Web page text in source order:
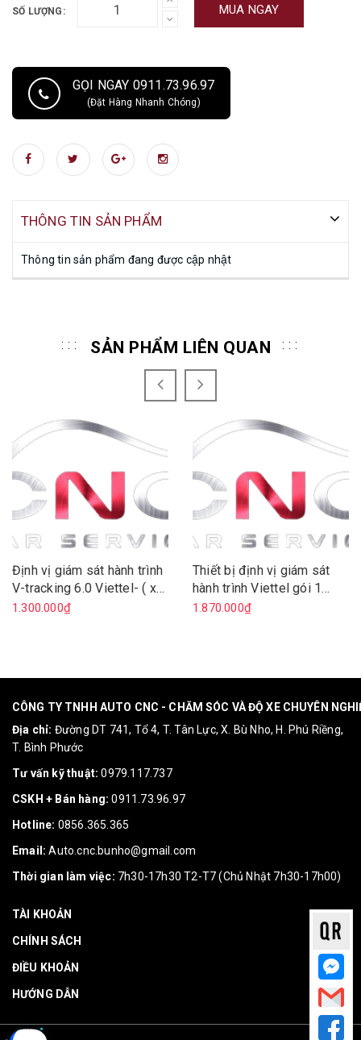
SỐ LƯỢNG: MUA NGAY
GỌI NGAY 0911.73.96.97
(Đặt Hàng Nhanh Chóng)
THÔNG TIN SẢN PHẨM
Thông tin sản phẩm đang được cập nhật
SẢN PHẨM LIÊN QUAN
Định vị giám sát hành trình
V-tracking 6.0 Viettel- ( xe
máy )
1.300.000₫
Thiết bị định vị giám sát
hành trình Viettel gói 1
năm ( oto)
1.870.000₫
CÔNG TY TNHH AUTO CNC - CHĂM SÓC VÀ ĐỘ XE CHUYÊN
Địa chỉ: Đường DT 741, Tổ 4, T. Tân Lực, X. Bù Nho, H. Phú Riềng,
T. Bình Phước
Tư vấn kỹ thuật: 0979.117.737
CSKH + Bán hàng: 0911.73.96.97
Hotline: 0856.365.365
Email: Auto.cnc.bunho@gmail.com
Thời gian làm việc: 7h30-17h30 T2-T7 (Chủ Nhật 7h30-17h00)
TÀI KHOẢN
CHÍNH SÁCH
ĐIỀU KHOẢN
HƯỚNG DẪN